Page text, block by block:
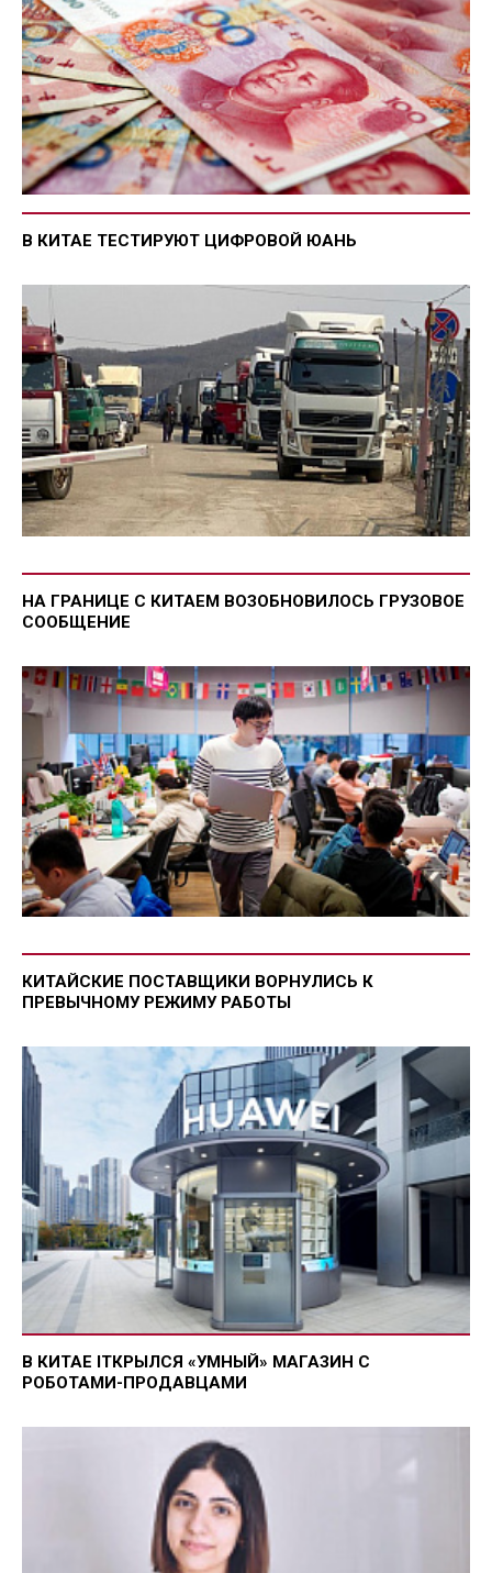
В КИТАЕ ТЕСТИРУЮТ ЦИФРОВОЙ ЮАНЬ
НА ГРАНИЦЕ С КИТАЕМ ВОЗОБНОВИЛОСЬ ГРУЗОВОЕ
СООБЩЕНИЕ
КИТАЙСКИЕ ПОСТАВЩИКИ ВОРНУЛИСЬ К
ПРЕВЫЧНОМУ РЕЖИМУ РАБОТЫ
В КИТАЕ IТКРЫЛСЯ «УМНЫЙ» МАГАЗИН С
РОБОТАМИ-ПРОДАВЦАМИ